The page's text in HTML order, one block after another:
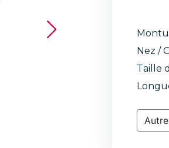
Nez /
Taille